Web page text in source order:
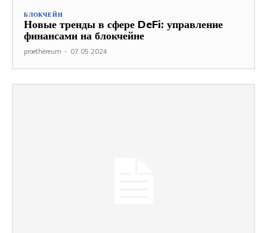
БЛОКЧЕЙН
Новые тренды в сфере DeFi: управление
финансами на блокчейне
proethereum - 07.05.2024